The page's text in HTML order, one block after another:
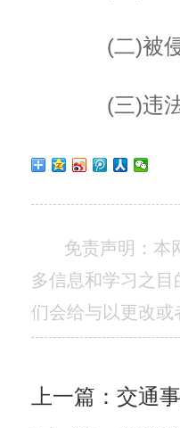
(二)被侵
(三)违法
免责声明：本
多信息和学习之
们会给与以更改
上一篇：交通